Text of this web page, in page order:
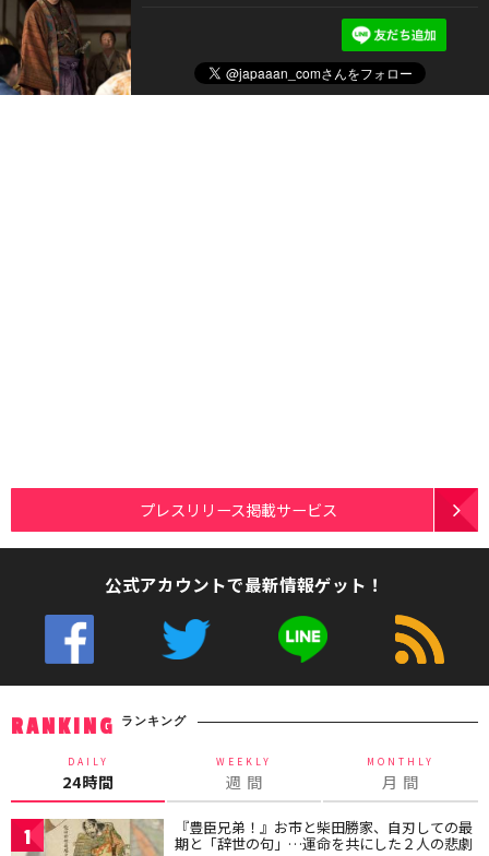
プレスリリース掲載サービス
公式アカウントで最新情報ゲット！
RANKING ランキング
DAILY
24時間
WEEKLY
週 間
MONTHLY
月 間
1 『豊臣兄弟！』お市と柴田勝家、自刃しての最
期と「辞世の句」…運命を共にした２人の悲劇